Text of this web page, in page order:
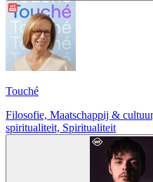
Touché
Filosofie, Maatschappij &
spiritualiteit, Spiritualiteit